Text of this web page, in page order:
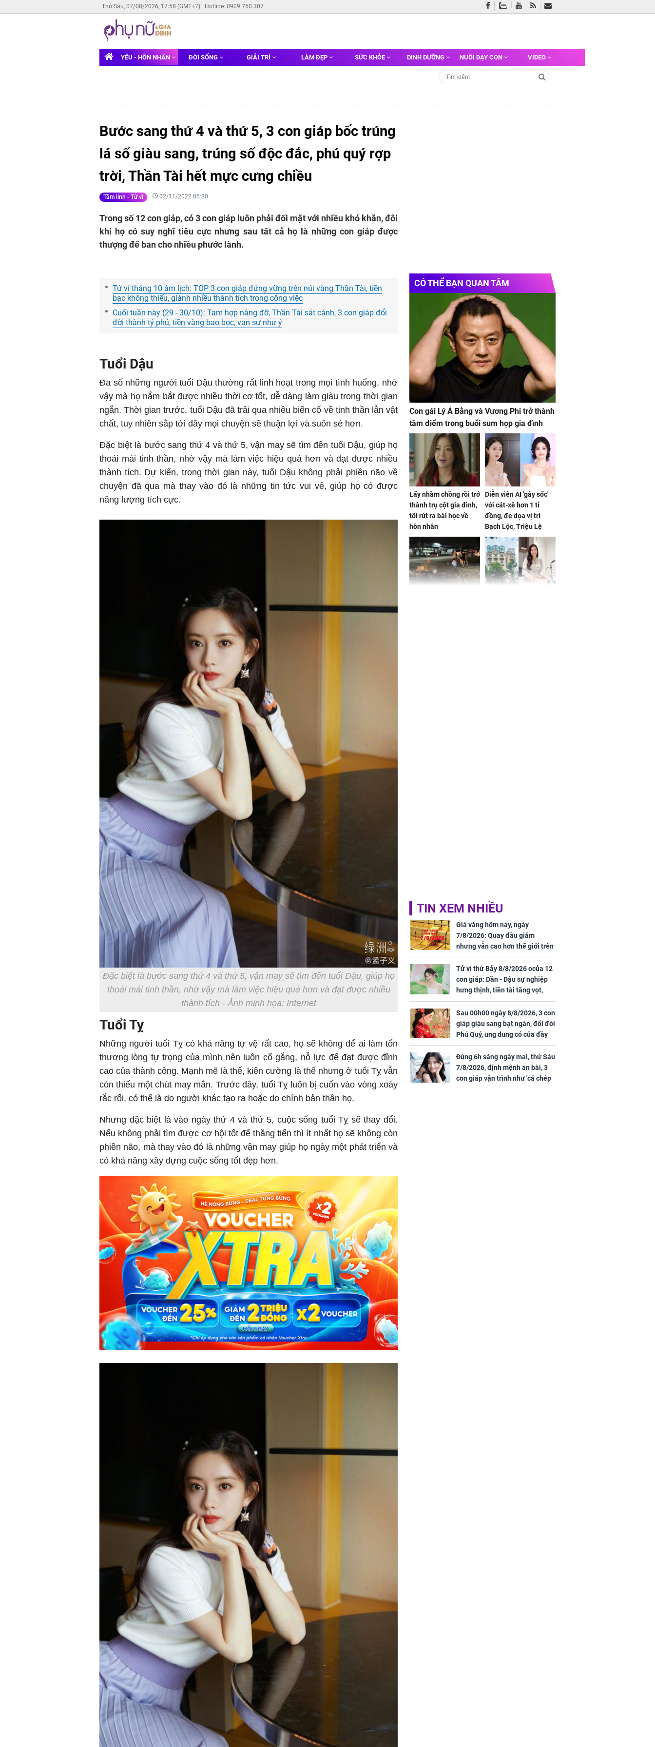
Thứ Sáu, 07/08/2026, 17:58 (GMT+7) Hotline: 0909 750 307
YÊU - HÔN NHÂN ĐỜI SỐNG GIẢI TRÍ LÀM ĐẸP SỨC KHỎE DINH DƯỠNG NUÔI DẠY CON VIDEO
Bước sang thứ 4 và thứ 5, 3 con giáp bốc trúng
lá số giàu sang, trúng số độc đắc, phú quý rợp
trời, Thần Tài hết mực cưng chiều
Tâm linh - Tử vi 02/11/2022 05:30
Trong số 12 con giáp, có 3 con giáp luôn phải đối mặt với nhiều khó khăn, đôi
khi họ có suy nghĩ tiêu cực nhưng sau tất cả họ là những con giáp được
thượng đế ban cho nhiều phước lành.
Tử vi tháng 10 âm lịch: TOP 3 con giáp đứng vững trên núi vàng Thần Tài, tiền
bạc không thiếu, giành nhiều thành tích trong công việc
Cuối tuần này (29 - 30/10): Tam hợp nâng đỡ, Thần Tài sát cánh, 3 con giáp đổi
đời thành tỷ phú, tiền vàng bao bọc, vạn sự như ý
Tuổi Dậu
Đa số những người tuổi Dậu thường rất linh hoạt trong mọi tình huống, nhờ
vậy mà họ nắm bắt được nhiều thời cơ tốt, dễ dàng làm giàu trong thời gian
ngắn. Thời gian trước, tuổi Dậu đã trải qua nhiều biến cố về tinh thần lẫn vật
chất, tuy nhiên sắp tới đây mọi chuyện sẽ thuận lợi và suôn sẻ hơn.
Đặc biệt là bước sang thứ 4 và thứ 5, vận may sẽ tìm đến tuổi Dậu, giúp họ
thoải mái tinh thần, nhờ vậy mà làm việc hiệu quả hơn và đạt được nhiều
thành tích. Dự kiến, trong thời gian này, tuổi Dậu không phải phiền não về
chuyện đã qua mà thay vào đó là những tin tức vui vẻ, giúp họ có được
năng lượng tích cực.
Đặc biệt là bước sang thứ 4 và thứ 5, vận may sẽ tìm đến tuổi Dậu, giúp họ
thoải mái tinh thần, nhờ vậy mà làm việc hiệu quả hơn và đạt được nhiều
thành tích - Ảnh minh họa: Internet
Tuổi Tỵ
Những người tuổi Tỵ có khả năng tự vệ rất cao, họ sẽ không để ai làm tổn
thương lòng tự trọng của mình nên luôn cố gắng, nỗ lực để đạt được đỉnh
cao của thành công. Mạnh mẽ là thế, kiên cường là thế nhưng ở tuổi Tỵ vẫn
còn thiếu một chút may mắn. Trước đây, tuổi Tỵ luôn bị cuốn vào vòng xoáy
rắc rối, có thể là do người khác tạo ra hoặc do chính bản thân họ.
Nhưng đặc biệt là vào ngày thứ 4 và thứ 5, cuộc sống tuổi Tỵ sẽ thay đổi.
Nếu không phải tìm được cơ hội tốt để thăng tiến thì ít nhất họ sẽ không còn
phiền não, mà thay vào đó là những vận may giúp họ ngày một phát triển và
có khả năng xây dựng cuộc sống tốt đẹp hơn.
CÓ THỂ BẠN QUAN TÂM
Con gái Lý Á Bằng và Vương Phi trở thành
tâm điểm trong buổi sum họp gia đình
Lấy nhầm chồng rồi trở
thành trụ cột gia đình,
tôi rút ra bài học về
hôn nhân
Diễn viên AI 'gây sốc'
với cát-xê hơn 1 tỉ
đồng, đe dọa vị trí
Bạch Lộc, Triệu Lệ
Dĩnh
TIN XEM NHIỀU
Giá vàng hôm nay, ngày
7/8/2026: Quay đầu giảm
nhưng vẫn cao hơn thế giới trên
7 triệu đồng
Tử vi thứ Bảy 8/8/2026 ocủa 12
con giáp: Dần - Dậu sự nghiệp
hưng thịnh, tiền tài tăng vọt,
Mão - Thân công việc bất trắc,
tiền mất tật mang
Sau 00h00 ngày 8/8/2026, 3 con
giáp giàu sang bạt ngàn, đổi đời
Phú Quý, ung dung có của đầy
nhà, ngày càng hưng thịnh sung
túc
Đúng 6h sáng ngày mai, thứ Sáu
7/8/2026, định mệnh an bài, 3
con giáp vận trình như 'cá chép